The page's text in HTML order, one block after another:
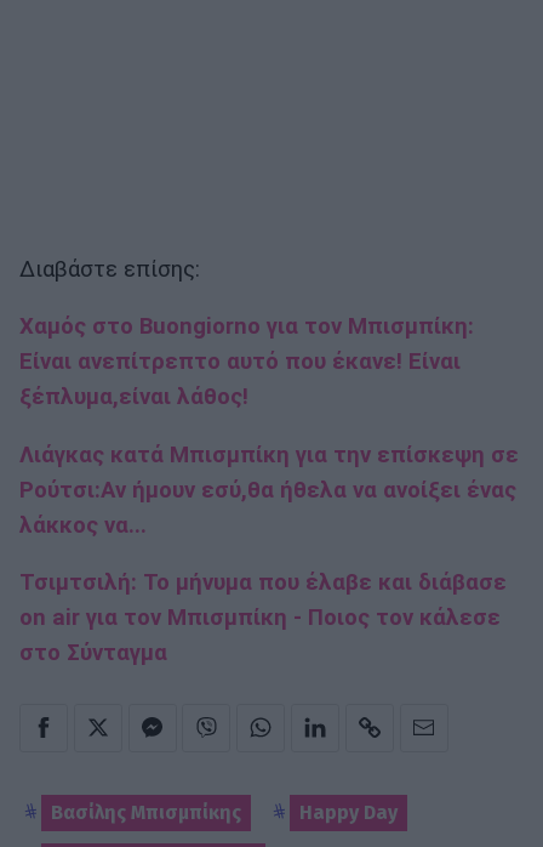
Διαβάστε επίσης:
Χαμός στο Buongiorno για τον Μπισμπίκη:
Είναι ανεπίτρεπτο αυτό που έκανε! Είναι
ξέπλυμα,είναι λάθος!
Λιάγκας κατά Μπισμπίκη για την επίσκεψη σε
Ρούτσι:Αν ήμουν εσύ,θα ήθελα να ανοίξει ένας
λάκκος να...
Τσιμτσιλή: Το μήνυμα που έλαβε και διάβασε
on air για τον Μπισμπίκη - Ποιος τον κάλεσε
στο Σύνταγμα
Βασίλης Μπισμπίκης Happy Day